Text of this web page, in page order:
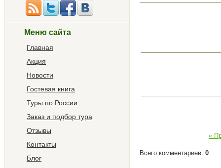
Меню сайта
Главная
Акция
Новости
Гостевая книга
Туры по России
Заказ и подбор тура
Отзывы
Контакты
Блог
«
Всего комментариев: 0